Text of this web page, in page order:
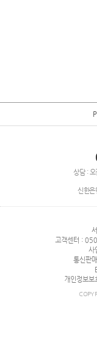
상담 :
신한은
고객센터 :
사
통신판
개인정보